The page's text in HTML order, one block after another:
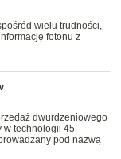
wielu trudności,
fotonu z
dwurdzeniowego
w technologii 45
pod nazwą